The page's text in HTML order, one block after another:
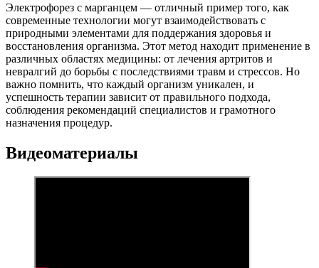
Электрофорез с марганцем — отличный пример того, как
современные технологии могут взаимодействовать с
природными элементами для поддержания здоровья и
восстановления организма. Этот метод находит применение в
различных областях медицины: от лечения артритов и
невралгий до борьбы с последствиями травм и стрессов. Но
важно помнить, что каждый организм уникален, и
успешность терапии зависит от правильного подхода,
соблюдения рекомендаций специалистов и грамотного
назначения процедур.
Видеоматериалы